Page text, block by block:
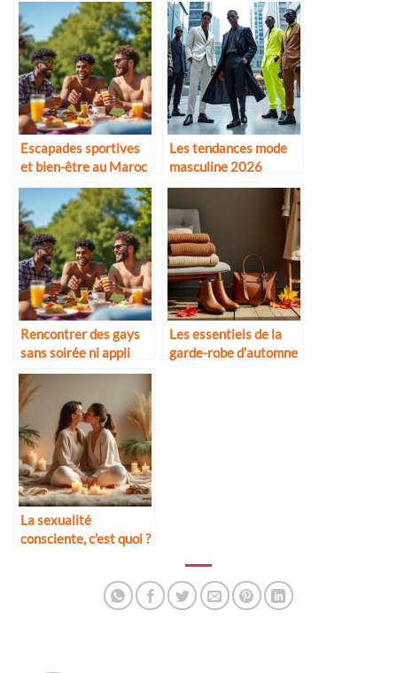
Escapades sportives
et bien-être au Maroc
Les tendances mode
masculine 2026
Rencontrer des gays
sans soirée ni appli
Les essentiels de la
garde-robe d’automne
La sexualité
consciente, c’est quoi ?